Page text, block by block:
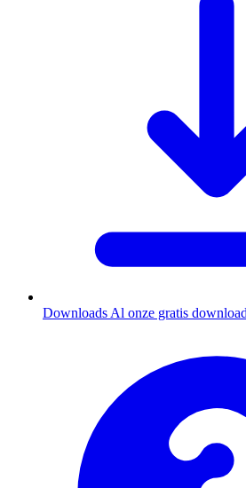
Downloads Al onze gratis